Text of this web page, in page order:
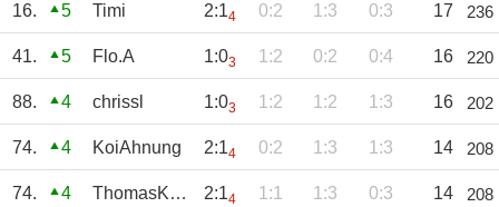
16. 5 Timi 2:14 0:2 1:3 0:3 17 236
41. 5 Flo.A 1:03 1:2 0:2 0:4 16 220
88. 4 chrissl 1:03 1:2 1:2 1:3 16 202
74. 4 KoiAhnung 2:14 0:2 1:3 1:3 14 208
74. 4 ThomasKeller 2:14 1:1 1:3 0:3 14 208